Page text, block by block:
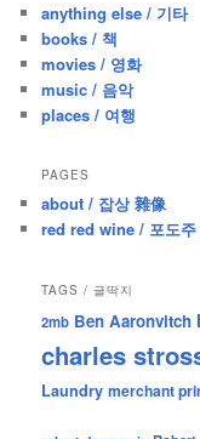
h
anything else / 기타
books / 책
movies / 영화
music / 음악
places / 여행
PAGES
about / 잡상 雜像
red red wine / 포도주
TAGS / 글딱지
2mb Ben Aaronvitch
charles
Laundry merchant